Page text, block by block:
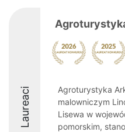
Laureaci
Agroturystyka
malowniczym
Lisewa w
pomorskim,